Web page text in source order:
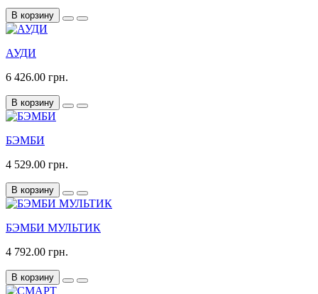
В корзину
АУДИ
6 426.00 грн.
В корзину
БЭМБИ
4 529.00 грн.
В корзину
БЭМБИ МУЛЬТИК
4 792.00 грн.
В корзину